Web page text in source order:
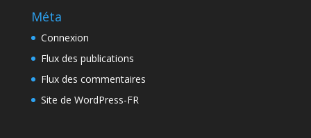
Méta
Connexion
Flux des publications
Flux des commentaires
Site de WordPress-FR